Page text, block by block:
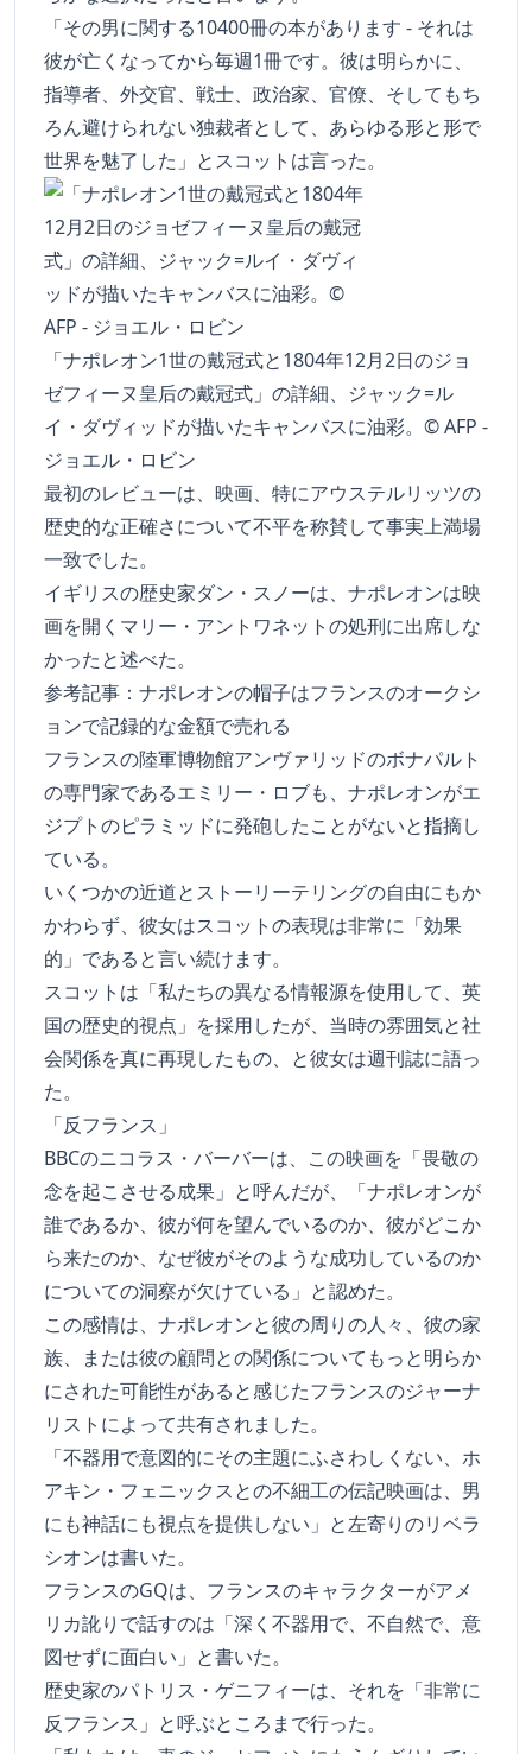
「その男に関する10400冊の本があります - それは
彼が亡くなってから毎週1冊です。彼は明らかに、
指導者、外交官、戦士、政治家、官僚、そしてもち
ろん避けられない独裁者として、あらゆる形と形で
世界を魅了した」とスコットは言った。
「ナポレオン1世の戴冠式と1804年12月2日のジョ
ゼフィーヌ皇后の戴冠式」の詳細、ジャック=ル
イ・ダヴィッドが描いたキャンバスに油彩。© AFP -
ジョエル・ロビン
最初のレビューは、映画、特にアウステルリッツの
歴史的な正確さについて不平を称賛して事実上満場
一致でした。
イギリスの歴史家ダン・スノーは、ナポレオンは映
画を開くマリー・アントワネットの処刑に出席しな
かったと述べた。
参考記事： ナポレオンの帽子はフランスのオークシ
ョンで記録的な金額で売れる
フランスの陸軍博物館アンヴァリッドのボナパルト
の専門家であるエミリー・ロブも、ナポレオンがエ
ジプトのピラミッドに発砲したことがないと指摘し
ている。
いくつかの近道とストーリーテリングの自由にもか
かわらず、彼女はスコットの表現は非常に「効果
的」であると言い続けます。
スコットは「私たちの異なる情報源を使用して、英
国の歴史的視点」を採用したが、当時の雰囲気と社
会関係を真に再現したもの、と彼女は週刊誌に語っ
た。
「反フランス」
BBCのニコラス・バーバーは、この映画を「畏敬の
念を起こさせる成果」と呼んだが、「ナポレオンが
誰であるか、彼が何を望んでいるのか、彼がどこか
ら来たのか、なぜ彼がそのような成功しているのか
についての洞察が欠けている」と認めた。
この感情は、ナポレオンと彼の周りの人々、彼の家
族、または彼の顧問との関係についてもっと明らか
にされた可能性があると感じたフランスのジャーナ
リストによって共有されました。
「不器用で意図的にその主題にふさわしくない、ホ
アキン・フェニックスとの不細工の伝記映画は、男
にも神話にも視点を提供しない」と左寄りのリベラ
シオンは書いた。
フランスのGQは、フランスのキャラクターがアメ
リカ訛りで話すのは「深く不器用で、不自然で、意
図せずに面白い」と書いた。
歴史家のパトリス・ゲニフィーは、それを「非常に
反フランス」と呼ぶところまで行った。